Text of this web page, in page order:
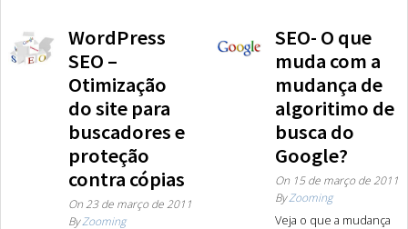
WordPress
SEO –
Otimização
do site para
buscadores e
proteção
contra cópias
On 23 de março de 2011
ByZooming
SEO- O que
muda com a
mudança de
algoritimo de
busca do
Google?
On 15 de março de 2011
ByZooming
Veja o que a mudança